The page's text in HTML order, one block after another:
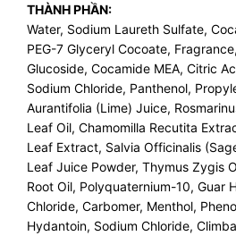
THÀNH PHẦN:
Water, Sodium Laureth Sulfate,
PEG-7 Glyceryl Cocoate,
Glucoside, Cocamide MEA, Citric
Sodium Chloride, Panthenol,
Aurantifolia (Lime) Juice,
Leaf Oil, Chamomilla Recutita
Leaf Extract, Salvia Officinalis
Leaf Juice Powder, Thymus Zygis
Root Oil, Polyquaternium-10, Guar
Chloride, Carbomer, Menthol,
Hydantoin, Sodium Chloride,